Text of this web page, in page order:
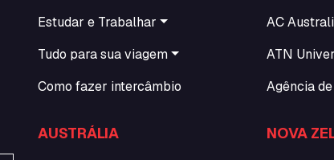
Estudar e Trabalhar
Tudo para sua viagem
Como fazer intercâmbio
AC
ATN
Agência
AUSTRÁLIA NOVA